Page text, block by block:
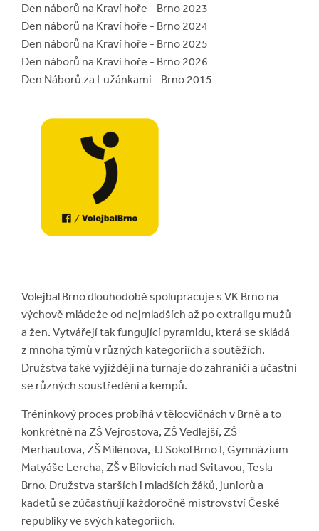
Den náborů na Kraví hoře - Brno 2023
Den náborů na Kraví hoře - Brno 2024
Den náborů na Kraví hoře - Brno 2025
Den náborů na Kraví hoře - Brno 2026
Den Náborů za Lužánkami - Brno 2015
Volejbal Brno dlouhodobě spolupracuje s VK Brno na
výchově mládeže od nejmladších až po extraligu mužů
a žen. Vytvářejí tak fungující pyramidu, která se skládá
z mnoha týmů v různých kategoriích a soutěžích.
Družstva také vyjíždějí na turnaje do zahraničí a účastní
se různých soustředění a kempů.
Tréninkový proces probíhá v tělocvičnách v Brně a to
konkrétně na ZŠ Vejrostova, ZŠ Vedlejší, ZŠ
Merhautova, ZŠ Milénova, TJ Sokol Brno I, Gymnázium
Matyáše Lercha, ZŠ v Bílovicích nad Svitavou, Tesla
Brno. Družstva starších i mladších žáků, juniorů a
kadetů se zúčastňují každoročně mistrovství České
republiky ve svých kategoriích.